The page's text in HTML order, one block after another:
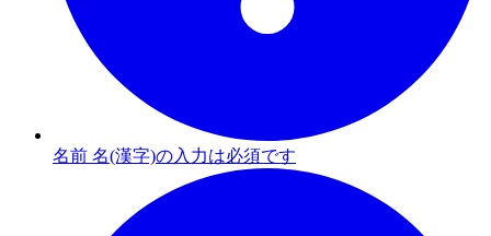
名前 名(漢字)の入力は必須です